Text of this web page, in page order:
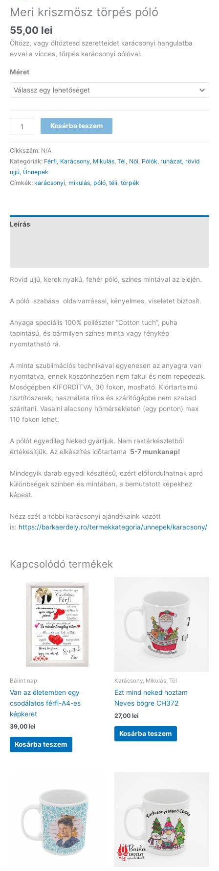
Meri kriszmösz törpés póló
55,00 lei
Öltözz, vagy öltöztesd szeretteidet karácsonyi hangulatba
evvel a vicces, törpés karácsonyi pólóval.
Méret
Meri
kriszmösz
törpés
póló
mennyiség
Kosárba teszem
Cikkszám: N/A
Kategóriák: Férfi Karácsony, Mikulás, Tél Női Pólók, ruházat rövid
ujjú Ünnepek
Címkék: karácsonyi mikulás póló téli törpék
Leírás
Rövid ujjú, kerek nyakú, fehér póló, színes mintával az elején.
A póló szabása oldalvarrással, kényelmes, viseletet biztosít.
Anyaga speciális 100% poliészter “Cotton tuch”, puha
tapintású, és bármilyen színes minta vagy fénykép
nyomtatható rá.
A minta szublimációs technikával egyenesen az anyagra van
nyomtatva, ennek köszönhezően nem fakul és nem repedezik.
Mosógépben KIFORDÍTVA, 30 fokon, mosható. Klórtartalmú
tisztítószerek, használata tilos és szárítógépbe nem szabad
szárítani. Vasalni alacsony hőmérsékleten (egy ponton) max
110 fokon lehet.
A pólót egyedileg Neked gyártjuk. Nem raktárkészletből
értékesítjük. Az elkészítés időtartama 5-7 munkanap!
Mindegyik darab egyedi készítésű, ezért előfordulhatnak apró
különbségek színben és mintában, a bemutatott képekhez
képest.
Nézz szét a többi karácsonyi ajándékaink között
is: https://barkaerdely.ro/termekkategoria/unnepek/karacsony/
Kapcsolódó termékek
Bálint nap
Van az életemben egy
csodálatos férfi-A4-es
képkeret
39,00 lei
Kosárba teszem
Karácsony, Mikulás, Tél
Ezt mind neked hoztam
Neves bögre CH372
27,00 lei
Kosárba teszem